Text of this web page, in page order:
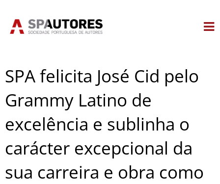
SPA felicita José Cid pelo
Grammy Latino de
excelência e sublinha o
carácter excepcional da
sua carreira e obra como